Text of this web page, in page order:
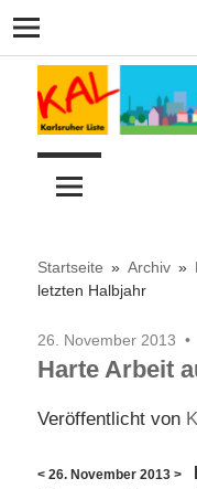
Navigation
Zum
Inhalt
springen
–
KAL
Stadt
Startseite Archiv
letzten Halbjahr
26. November 2013
Harte Arbeit
Veröffentlicht von
< 26. November 2013 >